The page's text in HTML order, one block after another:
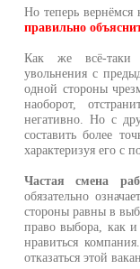
Но теперь вернёмся
правильно
Как же всё-таки
увольнения с
одной стороны
наоборот,
негативно. Но с
составить более
характеризуя его с
Частая смена
обязательно
стороны равны в
право выбора, как
нравиться
отказаться этой